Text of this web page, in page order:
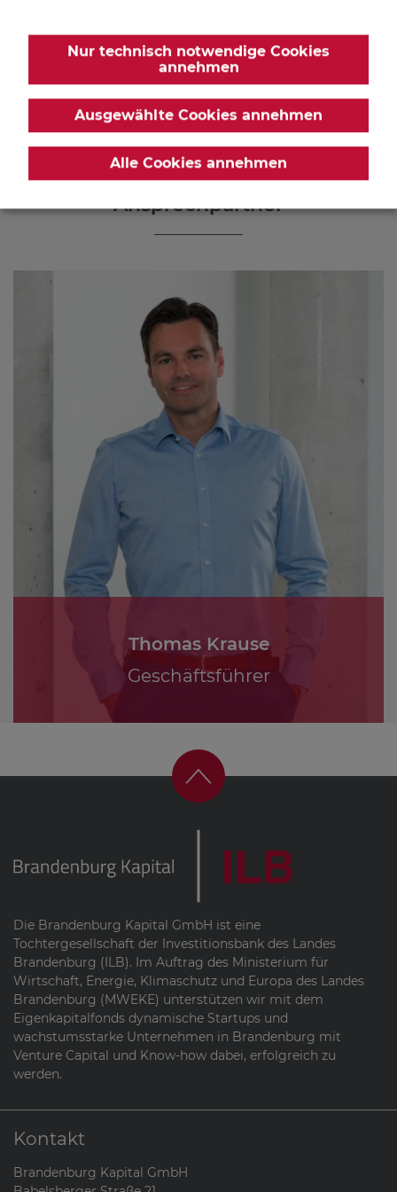
rund 300 Brandenburger Unternehmen mit Venture Capital
und/oder Mezzanine-Finanzierungen unterstützt werden.
www.brandenburg-kapital.de
Ansprechpartner
Thomas Krause
Geschäftsführer
Linkedin
Die Brandenburg Kapital GmbH ist eine
Tochtergesellschaft der Investitionsbank des Landes
Brandenburg (ILB). Im Auftrag des Ministerium für
Wirtschaft, Energie, Klimaschutz und Europa des Landes
Brandenburg (MWEKE) unterstützen wir mit dem
Eigenkapitalfonds dynamische Startups und
wachstumsstarke Unternehmen in Brandenburg mit
Venture Capital und Know-how dabei, erfolgreich zu
werden.
Kontakt
Brandenburg Kapital GmbH
Nur technisch notwendige Cookies
annehmen
Ausgewählte Cookies annehmen
Alle Cookies annehmen